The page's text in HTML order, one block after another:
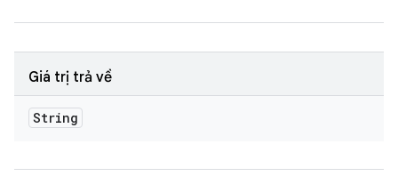
Giá trị trả về
String